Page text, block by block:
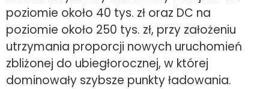
poziomie około 40 tys. zł oraz DC na
poziomie około 250 tys. zł, przy założeniu
utrzymania proporcji nowych uruchomień
zbliżonej do ubiegłorocznej, w której
dominowały szybsze punkty ładowania.